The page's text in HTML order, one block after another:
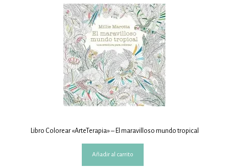
Libro Colorear «ArteTerapia» – El maravilloso mundo tropical
Añadir al carrito